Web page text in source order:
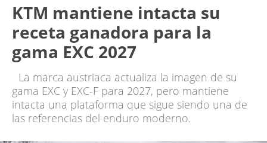
KTM mantiene intacta su
receta ganadora para la
gama EXC 2027
La marca austriaca actualiza la imagen de su
gama EXC y EXC-F para 2027, pero mantiene
intacta una plataforma que sigue siendo una de
las referencias del enduro moderno.